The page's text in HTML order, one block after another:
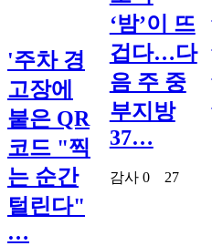
'주차 경
고장에
붙은 QR
코드 "찍
는 순간
털린다"
…
‘밤’이 뜨
겁다…다
음 주 중
부지방
37…
감사 0 27